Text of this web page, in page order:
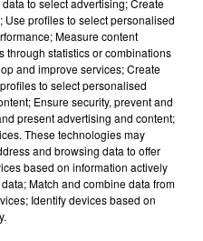
18h04
18h04
profiles to select personalised
Measure content
through statistics or combinations
and improve services; Create
to select personalised
Ensure security, prevent and
present advertising and content;
These technologies may
and browsing data to offer
based on information actively
Match and combine data from
Identify devices based on